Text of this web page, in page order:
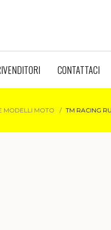
CONTATTACI
MODELLI MOTO TM RACING